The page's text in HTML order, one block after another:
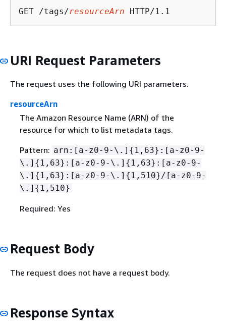
GET /tags/resourceArn
URI Request Parameters
The request uses the following URI parameters.
resourceArn
The Amazon Resource Name (ARN) of the
resource for which to list metadata tags.
Pattern: arn:[a-z0-9-\.] { 1,63}:[a-z0-9-
\.] { 1,63}:[a-z0-9-\.] { 1,63}:[a-z0-9-
\.] { 1,63}:[a-z0-9-\.] { 1,510}/[a-z0-9-
\.] { 1,510}
Required: Yes
Request Body
The request does not have a request body.
Response Syntax